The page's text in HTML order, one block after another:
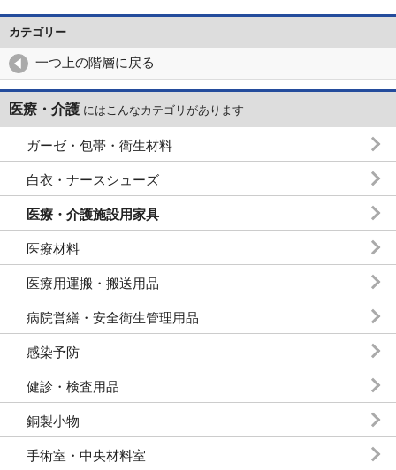
カテゴリー
一つ上の階層に戻る
医療・介護 にはこんなカテゴリがあります
ガーゼ・包帯・衛生材料
白衣・ナースシューズ
医療・介護施設用家具
医療材料
医療用運搬・搬送用品
病院営繕・安全衛生管理用品
感染予防
健診・検査用品
銅製小物
手術室・中央材料室